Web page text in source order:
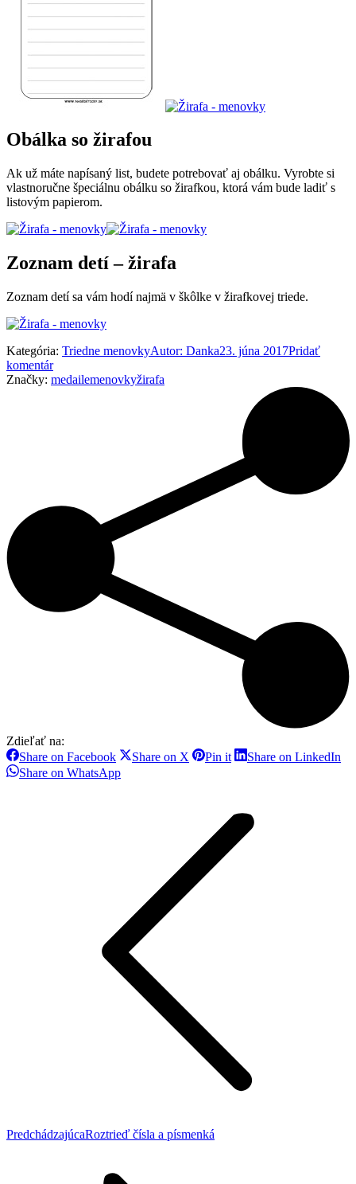
Obálka so žirafou
Ak už máte napísaný list, budete potrebovať aj obálku. Vyrobte si
vlastnoručne špeciálnu obálku so žirafkou, ktorá vám bude ladiť s
listovým papierom.
Zoznam detí – žirafa
Zoznam detí sa vám hodí najmä v škôlke v žirafkovej triede.
Kategória: Triedne menovkyAutor: Danka23. júna 2017Pridať
komentár
Značky: medailemenovkyžirafa
Zdieľať na:
Share on FacebookShare
on
Facebook
Share on X SharePin itShareShare on LinkedIn
Share on WhatsAppShare
PredchádzajúcaPrevious
Roztrieď čísla a písmenká